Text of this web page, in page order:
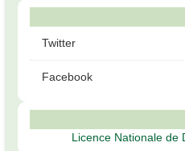
Twitter
Facebook
Licence Nationale